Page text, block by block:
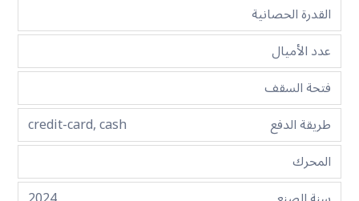
القدرة الحصانية
عدد الأميال
فتحة السقف
طريقة الدفع
credit-card, cash
المحرك